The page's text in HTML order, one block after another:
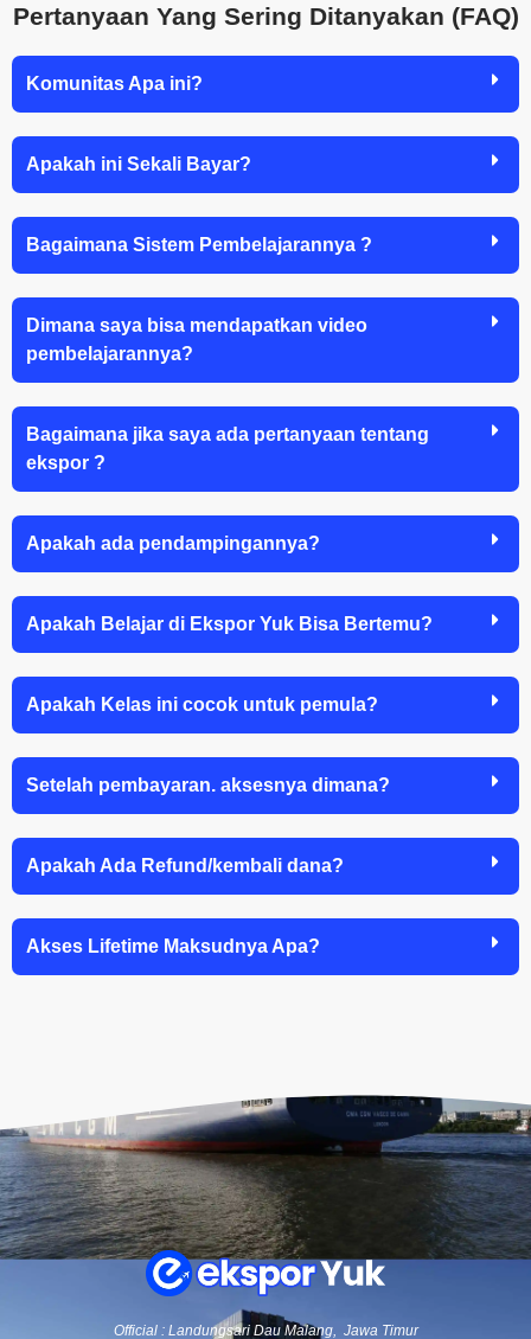
Pertanyaan Yang Sering Ditanyakan (FAQ)
Komunitas Apa ini?
Apakah ini Sekali Bayar?
Bagaimana Sistem Pembelajarannya ?
Dimana saya bisa mendapatkan video
pembelajarannya?
Bagaimana jika saya ada pertanyaan tentang
ekspor ?
Apakah ada pendampingannya?
Apakah Belajar di Ekspor Yuk Bisa Bertemu?
Apakah Kelas ini cocok untuk pemula?
Setelah pembayaran. aksesnya dimana?
Apakah Ada Refund/kembali dana?
Akses Lifetime Maksudnya Apa?
Official : Landungsari Dau Malang, Jawa Timur